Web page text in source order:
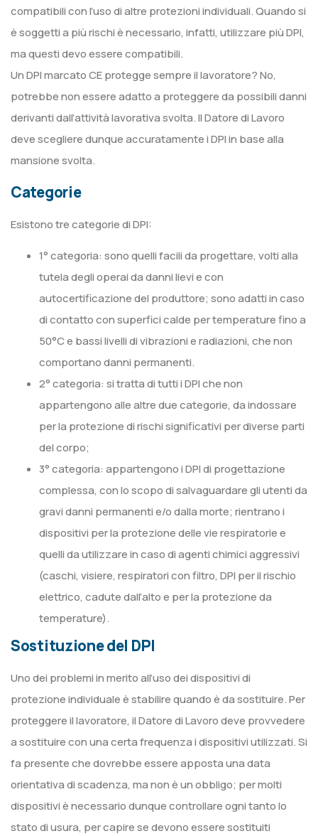
compatibili con l’uso di altre protezioni individuali. Quando si
è soggetti a più rischi è necessario, infatti, utilizzare più DPI,
ma questi devo essere compatibili.
Un DPI marcato CE protegge sempre il lavoratore? No,
potrebbe non essere adatto a proteggere da possibili danni
derivanti dall’attività lavorativa svolta. Il Datore di Lavoro
deve scegliere dunque accuratamente i DPI in base alla
mansione svolta.
Categorie
Esistono tre categorie di DPI:
1° categoria: sono quelli facili da progettare, volti alla
tutela degli operai da danni lievi e con
autocertificazione del produttore; sono adatti in caso
di contatto con superfici calde per temperature fino a
50°C e bassi livelli di vibrazioni e radiazioni, che non
comportano danni permanenti.
2° categoria: si tratta di tutti i DPI che non
appartengono alle altre due categorie, da indossare
per la protezione di rischi significativi per diverse parti
del corpo;
3° categoria: appartengono i DPI di progettazione
complessa, con lo scopo di salvaguardare gli utenti da
gravi danni permanenti e/o dalla morte; rientrano i
dispositivi per la protezione delle vie respiratorie e
quelli da utilizzare in caso di agenti chimici aggressivi
(caschi, visiere, respiratori con filtro, DPI per il rischio
elettrico, cadute dall’alto e per la protezione da
temperature).
Sostituzione del DPI
Uno dei problemi in merito all’uso dei dispositivi di
protezione individuale è stabilire quando è da sostituire. Per
proteggere il lavoratore, il Datore di Lavoro deve provvedere
a sostituire con una certa frequenza i dispositivi utilizzati. Si
fa presente che dovrebbe essere apposta una data
orientativa di scadenza, ma non è un obbligo; per molti
dispositivi è necessario dunque controllare ogni tanto lo
stato di usura, per capire se devono essere sostituiti